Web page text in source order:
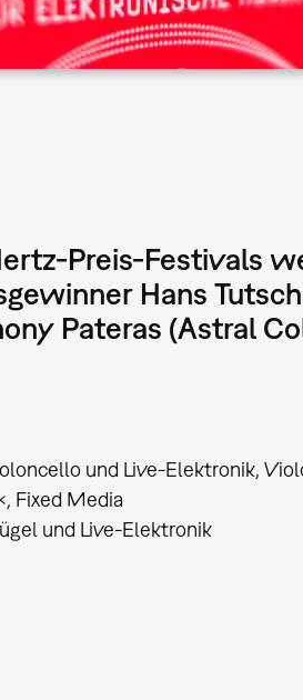
Preis-Festivals
Hans
Pateras (Astral
und Live-Elektronik,
Fixed Media
und Live-Elektronik